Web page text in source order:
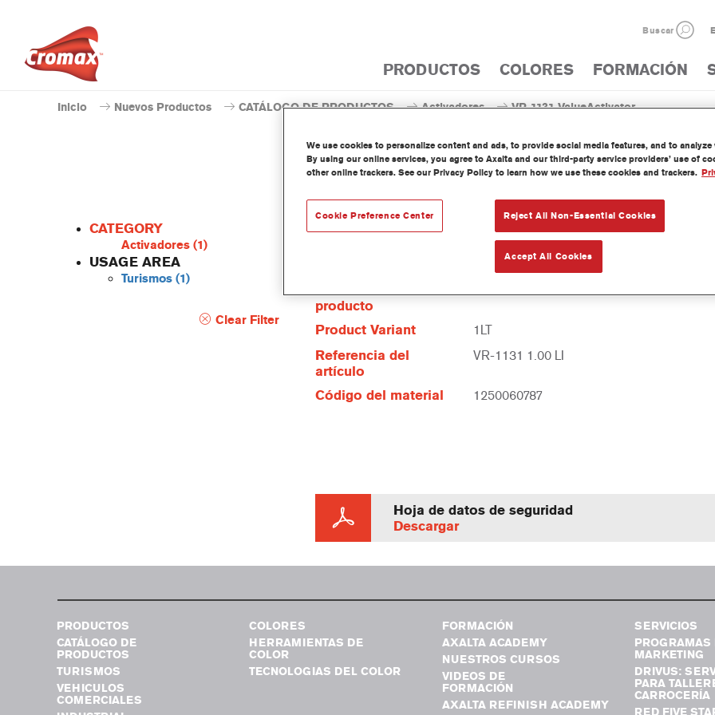
Buscar
PRODUCTOS COLORES FORMACIÓN
Inicio Nuevos Productos CATÁLOGO DE PRODUCTOS Activadores VR-1131 ValueActivator
CATEGORY
Activadores (1)
USAGE AREA
Turismos (1)
Clear Filter
VR-1131
producto
Product Variant
1LT
Referencia del
artículo
VR-1131 1.00 LI
Código del material 1250060787
Hoja de datos de seguridad
Descargar
PRODUCTOS
CATÁLOGO DE
PRODUCTOS
TURISMOS
VEHICULOS
COMERCIALES
COLORES
HERRAMIENTAS DE
COLOR
TECNOLOGIAS DEL COLOR
FORMACIÓN
AXALTA ACADEMY
NUESTROS CURSOS
VIDEOS DE
FORMACIÓN
AXALTA REFINISH ACADEMY
SERVICIOS
PROGRAMAS
MARKETING
DRIVUS:
PARA
CARROCERÍA
We use cookies to personalize content and ads, to provide social media features, and to
By using our online services, you agree to Axalta and our third-party service providers’ use of
other online trackers. See our Privacy Policy to learn how we use these cookies and trackers.
Reject All Non-Essential Cookies
Accept All Cookies
Cookie Preference Center